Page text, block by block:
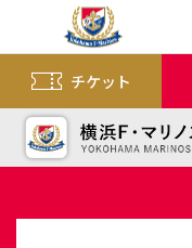
チケット